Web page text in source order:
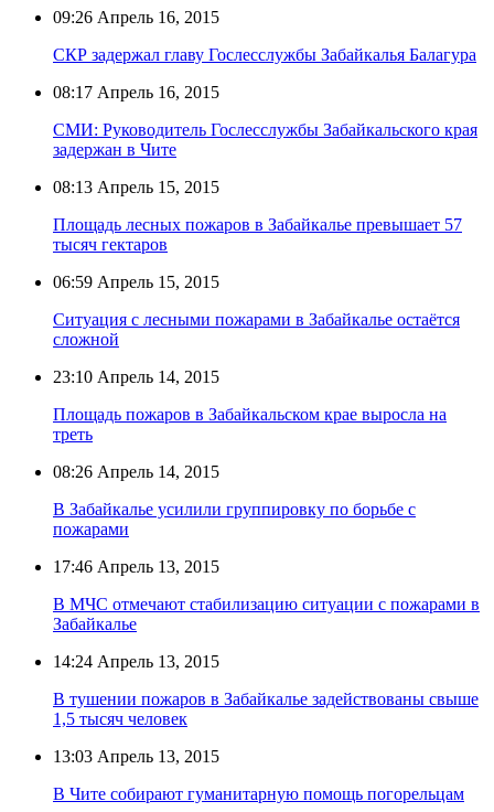
09:26 Апрель 16, 2015
СКР задержал главу Гослесслужбы Забайкалья Балагура
08:17 Апрель 16, 2015
СМИ: Руководитель Гослесслужбы Забайкальского края
задержан в Чите
08:13 Апрель 15, 2015
Площадь лесных пожаров в Забайкалье превышает 57
тысяч гектаров
06:59 Апрель 15, 2015
Ситуация с лесными пожарами в Забайкалье остаётся
сложной
23:10 Апрель 14, 2015
Площадь пожаров в Забайкальском крае выросла на
треть
08:26 Апрель 14, 2015
В Забайкалье усилили группировку по борьбе с
пожарами
17:46 Апрель 13, 2015
В МЧС отмечают стабилизацию ситуации с пожарами в
Забайкалье
14:24 Апрель 13, 2015
В тушении пожаров в Забайкалье задействованы свыше
1,5 тысяч человек
13:03 Апрель 13, 2015
В Чите собирают гуманитарную помощь погорельцам